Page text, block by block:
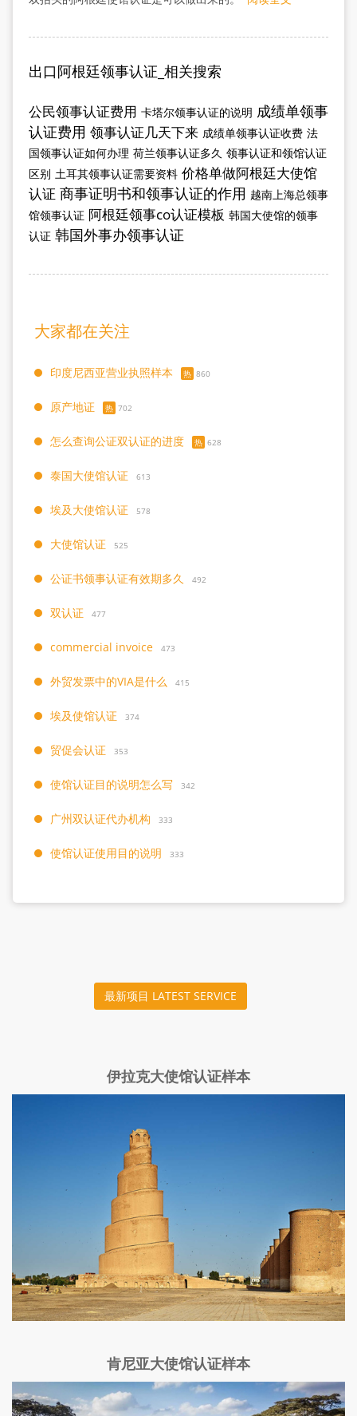
出口阿根廷领事认证_相关搜索
公民领事认证费用 卡塔尔领事认证的说明 成绩单领事
认证费用 领事认证几天下来 成绩单领事认证收费 法
国领事认证如何办理 荷兰领事认证多久 领事认证和领馆认证
区别 土耳其领事认证需要资料 价格单做阿根廷大使馆
认证 商事证明书和领事认证的作用 越南上海总领事
馆领事认证 阿根廷领事co认证模板 韩国大使馆的领事
认证 韩国外事办领事认证
大家都在关注
印度尼西亚营业执照样本 热 860
原产地证 热 702
怎么查询公证双认证的进度 热 628
泰国大使馆认证 613
埃及大使馆认证 578
大使馆认证 525
公证书领事认证有效期多久 492
双认证 477
commercial invoice 473
外贸发票中的VIA是什么 415
埃及使馆认证 374
贸促会认证 353
使馆认证目的说明怎么写 342
广州双认证代办机构 333
使馆认证使用目的说明 333
最新项目 LATEST SERVICE
伊拉克大使馆认证样本
肯尼亚大使馆认证样本